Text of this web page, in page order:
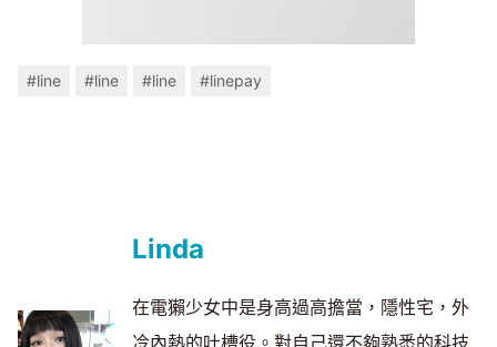
#line #line #line #linepay
Linda
在電獺少女中是身高過高擔當，隱性宅，外